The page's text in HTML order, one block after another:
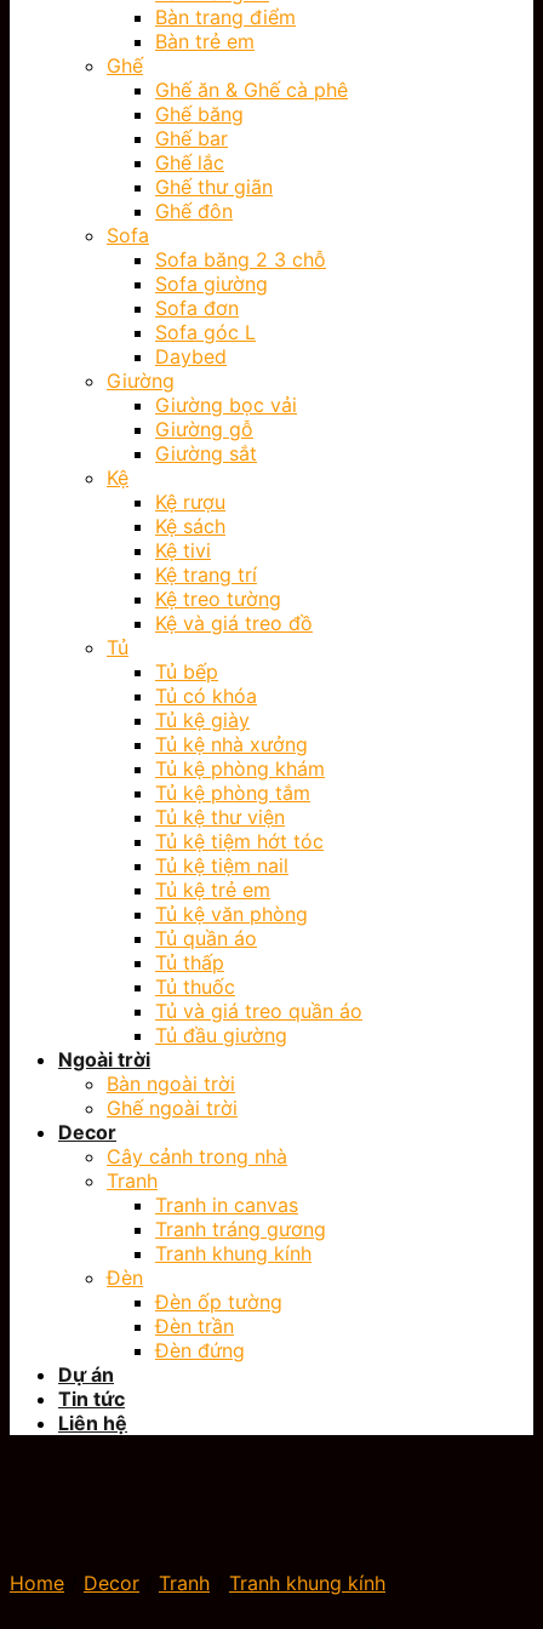
Bàn trang điểm
Bàn trẻ em
Ghế
Ghế ăn & Ghế cà phê
Ghế băng
Ghế bar
Ghế lắc
Ghế thư giãn
Ghế đôn
Sofa
Sofa băng 2 3 chỗ
Sofa giường
Sofa đơn
Sofa góc L
Daybed
Giường
Giường bọc vải
Giường gỗ
Giường sắt
Kệ
Kệ rượu
Kệ sách
Kệ tivi
Kệ trang trí
Kệ treo tường
Kệ và giá treo đồ
Tủ
Tủ bếp
Tủ có khóa
Tủ kệ giày
Tủ kệ nhà xưởng
Tủ kệ phòng khám
Tủ kệ phòng tắm
Tủ kệ thư viện
Tủ kệ tiệm hớt tóc
Tủ kệ tiệm nail
Tủ kệ trẻ em
Tủ kệ văn phòng
Tủ quần áo
Tủ thấp
Tủ thuốc
Tủ và giá treo quần áo
Tủ đầu giường
Ngoài trời
Bàn ngoài trời
Ghế ngoài trời
Decor
Cây cảnh trong nhà
Tranh
Tranh in canvas
Tranh tráng gương
Tranh khung kính
Đèn
Đèn ốp tường
Đèn trần
Đèn đứng
Dự án
Tin tức
Liên hệ
Home Decor Tranh Tranh khung kính